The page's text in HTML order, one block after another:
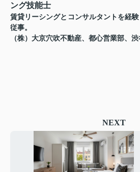
ング技能士
賃貸リーシングとコンサルタントを経
従事。
（株）大京穴吹不動産、都心営業部、
NEXT